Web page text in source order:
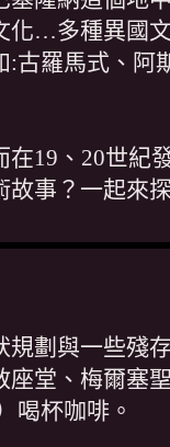
化…多種異國
古羅馬式、阿
19、20世紀
事？一起來探
劃與一些殘
堂、梅爾塞
喝杯咖啡。